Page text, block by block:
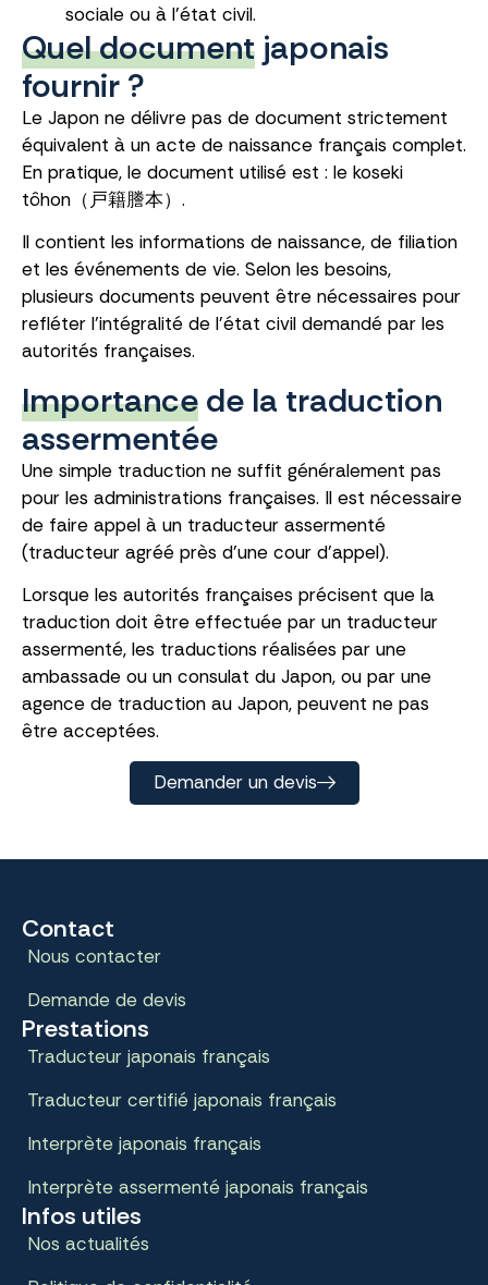
sociale ou à l’état civil.
Quel document japonais
fournir ?
Le Japon ne délivre pas de document strictement
équivalent à un acte de naissance français complet.
En pratique, le document utilisé est : le koseki
tôhon（戸籍謄本）.
Il contient les informations de naissance, de filiation
et les événements de vie. Selon les besoins,
plusieurs documents peuvent être nécessaires pour
refléter l’intégralité de l’état civil demandé par les
autorités françaises.
Importance de la traduction
assermentée
Une simple traduction ne suffit généralement pas
pour les administrations françaises. Il est nécessaire
de faire appel à un traducteur assermenté
(traducteur agréé près d’une cour d’appel).
Lorsque les autorités françaises précisent que la
traduction doit être effectuée par un traducteur
assermenté, les traductions réalisées par une
ambassade ou un consulat du Japon, ou par une
agence de traduction au Japon, peuvent ne pas
être acceptées.
Demander un devis
Contact
Nous contacter
Demande de devis
Prestations
Traducteur japonais français
Traducteur certifié japonais français
Interprète japonais français
Interprète assermenté japonais français
Infos utiles
Nos actualités